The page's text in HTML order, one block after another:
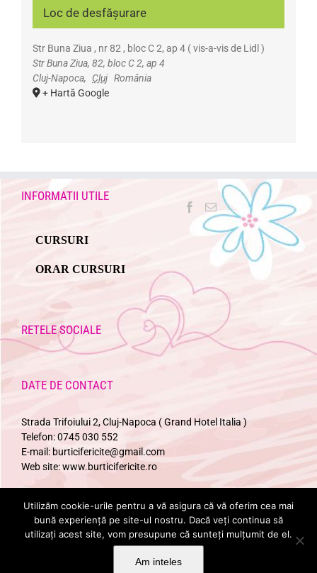
Loc de desfășurare
Str Buna Ziua , nr 82 , bloc C 2, ap 4 ( vis-a-vis de Lidl )
Str Buna Ziua, 82, bloc C 2, ap 4
Cluj-Napoca, Cluj România
+ Hartă Google
INFORMATII UTILE
CURSURI
ORAR CURSURI
RETELE SOCIALE
DATE DE CONTACT
Strada Trifoiului 2, Cluj-Napoca ( Grand Hotel Italia )
Telefon:0745 030 552
E-mail: burticifericite@gmail.com
Web site:www.burticifericite.ro
URMARESTE-NE
Utilizăm cookie-urile pentru a vă asigura că vă oferim cea mai
bună experiență pe site-ul nostru. Dacă veți continua să
utilizați acest site, vom presupune că sunteți mulțumit de el.
Am inteles